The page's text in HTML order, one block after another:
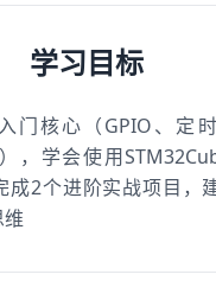
学习目标
门核心（GPIO、定
，学会使用
成2个进阶实战项目，